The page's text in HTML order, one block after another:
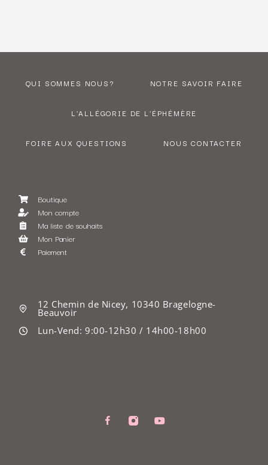
QUI SOMMES NOUS? NOTRE SAVOIR FAIRE
L’ALLÉGORIE DE L’ÉPHÉMÈRE
FOIRE AUX QUESTIONS NOUS CONTACTER
Boutique
Mon compte
Ma liste de souhaits
Mon Panier
Paiement
12 Chemin de Nicey, 10340 Bragelogne-
Beauvoir
Lun-Vend: 9:00-12h30 / 14h00-18h00